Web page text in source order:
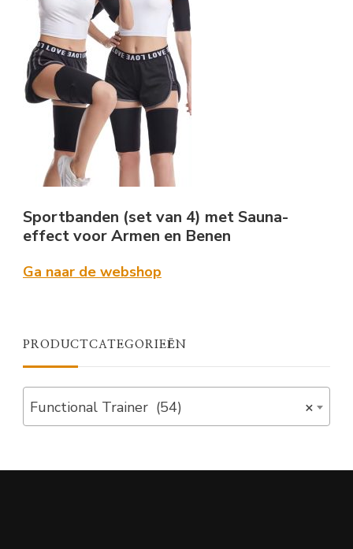
Sportbanden (set van 4) met Sauna-
effect voor Armen en Benen
Ga naar de webshop
PRODUCTCATEGORIEËN
×
Functional Trainer (54)